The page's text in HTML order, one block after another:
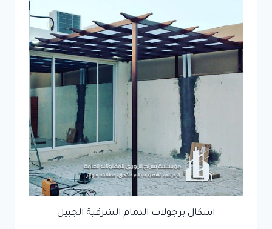
اشكال برجولات الدمام الشرقية الجبيل